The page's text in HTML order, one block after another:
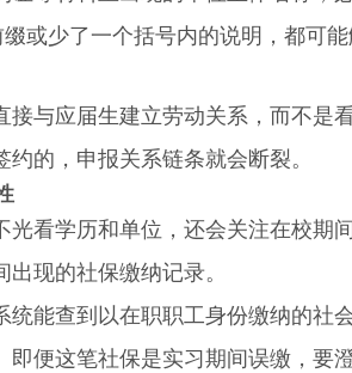
或少了一个括号内的说明，都可
与应届生建立劳动关系，而不是
的，申报关系链条就会断裂。
看学历和单位，还会关注在校期
现的社保缴纳记录。
能查到以在职职工身份缴纳的社
即便这笔社保是实习期间误缴，要